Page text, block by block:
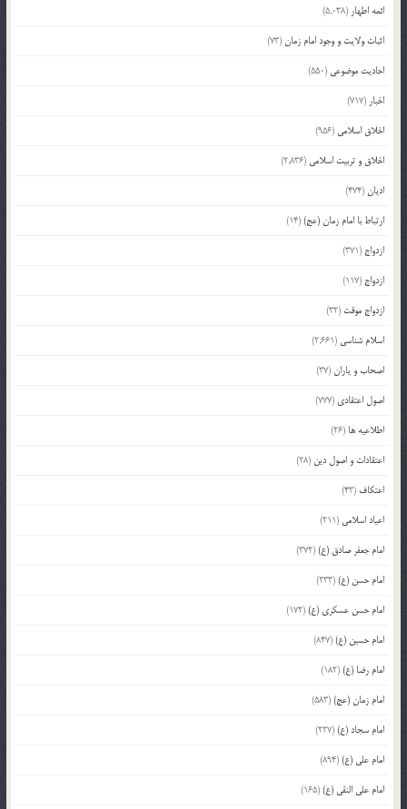
ائمه اطهار (5,038)
اثبات ولایت و وجود امام زمان(73)
احادیث موضوعی (550)
اخبار (717)
اخلاق اسلامی (956)
اخلاق و تربیت اسلامی (2,836)
ادیان(474)
ارتباط با امام زمان (عج)(14)
ازدواج (371)
ازدواج (117)
ازدواج موقت (32)
اسلام شناسی (2,661)
اصحاب و یاران(37)
اصول اعتقادی (777)
اطلاعیه ها (26)
اعتقادات و اصول دین (28)
اعتکاف (43)
اعیاد اسلامی (211)
امام جعفر صادق (ع)(372)
امام حسن (ع)(233)
امام حسن عسکری (ع)(172)
امام حسین (ع)(847)
امام رضا (ع)(182)
امام زمان (عج)(583)
امام سجاد (ع)(227)
امام علی (ع)(894)
امام علی النقی (ع)(165)